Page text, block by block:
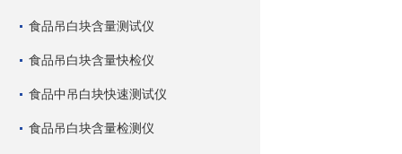
食品吊白块含量测试仪
食品吊白块含量快检仪
食品中吊白块快速测试仪
食品吊白块含量检测仪